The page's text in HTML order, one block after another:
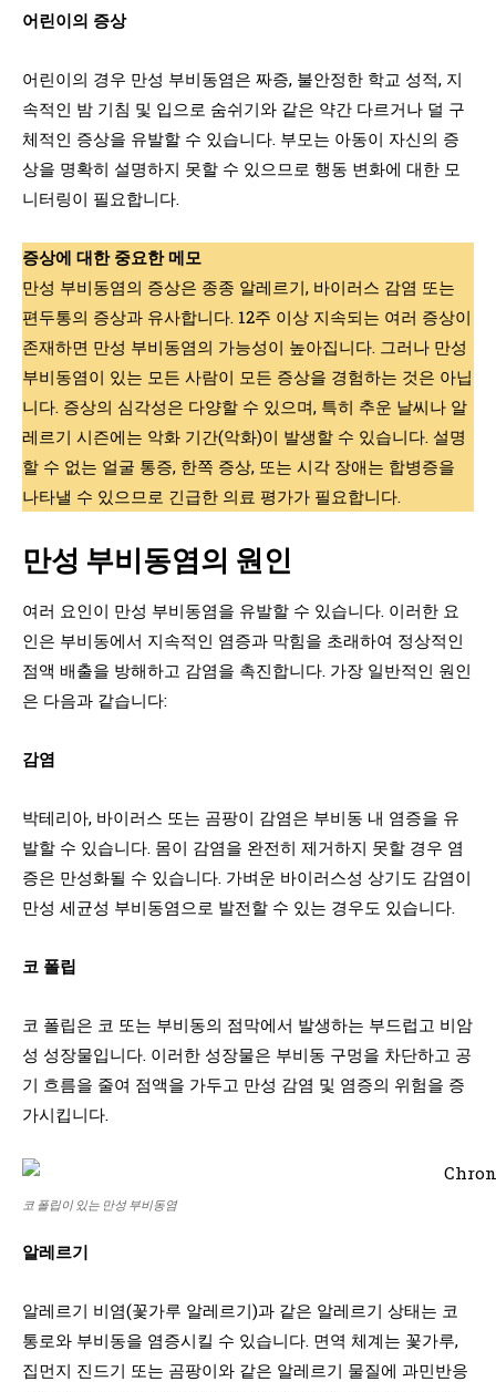
어린이의 증상
어린이의 경우 만성 부비동염은 짜증, 불안정한 학교 성적, 지
속적인 밤 기침 및 입으로 숨쉬기와 같은 약간 다르거나 덜 구
체적인 증상을 유발할 수 있습니다. 부모는 아동이 자신의 증
상을 명확히 설명하지 못할 수 있으므로 행동 변화에 대한 모
니터링이 필요합니다.
증상에 대한 중요한 메모
만성 부비동염의 증상은 종종 알레르기, 바이러스 감염 또는
편두통의 증상과 유사합니다. 12주 이상 지속되는 여러 증상이
존재하면 만성 부비동염의 가능성이 높아집니다. 그러나 만성
부비동염이 있는 모든 사람이 모든 증상을 경험하는 것은 아닙
니다. 증상의 심각성은 다양할 수 있으며, 특히 추운 날씨나 알
레르기 시즌에는 악화 기간(악화)이 발생할 수 있습니다. 설명
할 수 없는 얼굴 통증, 한쪽 증상, 또는 시각 장애는 합병증을
나타낼 수 있으므로 긴급한 의료 평가가 필요합니다.
만성 부비동염의 원인
여러 요인이 만성 부비동염을 유발할 수 있습니다. 이러한 요
인은 부비동에서 지속적인 염증과 막힘을 초래하여 정상적인
점액 배출을 방해하고 감염을 촉진합니다. 가장 일반적인 원인
은 다음과 같습니다:
감염
박테리아, 바이러스 또는 곰팡이 감염은 부비동 내 염증을 유
발할 수 있습니다. 몸이 감염을 완전히 제거하지 못할 경우 염
증은 만성화될 수 있습니다. 가벼운 바이러스성 상기도 감염이
만성 세균성 부비동염으로 발전할 수 있는 경우도 있습니다.
코 폴립
코 폴립은 코 또는 부비동의 점막에서 발생하는 부드럽고 비암
성 성장물입니다. 이러한 성장물은 부비동 구멍을 차단하고 공
기 흐름을 줄여 점액을 가두고 만성 감염 및 염증의 위험을 증
가시킵니다.
코 폴립이 있는 만성 부비동염
알레르기
알레르기 비염(꽃가루 알레르기)과 같은 알레르기 상태는 코
통로와 부비동을 염증시킬 수 있습니다. 면역 체계는 꽃가루,
집먼지 진드기 또는 곰팡이와 같은 알레르기 물질에 과민반응